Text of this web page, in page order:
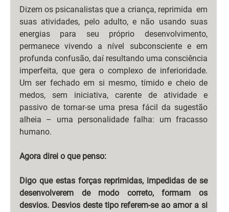
Dizem os psicanalistas que a criança, reprimida  em
suas atividades, pelo adulto, e não usando suas
energias para seu próprio desenvolvimento,
permanece vivendo a nível subconsciente e em
profunda confusão, daí resultando uma consciência
imperfeita, que gera o complexo de inferioridade.
Um ser fechado em si mesmo, tímido e cheio de
medos, sem iniciativa, carente de atividade e
passivo de tornar-se uma presa fácil da sugestão
alheia – uma personalidade falha: um fracasso
humano.
Agora direi o que penso:
Digo que estas forças reprimidas, impedidas de se
desenvolverem de modo correto, formam os
desvios. Desvios deste tipo referem-se ao amor a si